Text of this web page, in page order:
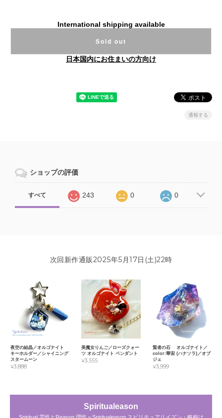
International shipping available
Sold out
日本国内にお住まいの方向け
通報する
ショップの評価
すべて 243 0 0
次回新作通販2025年5月17日(土)22時
夜空の結晶／オルゴナイト
キーホルダー／シャイニング
スタームーン
¥3,888
美魔女りんご／ローズクォー
ツ オルゴナイト ペンダント
¥3,555
賢者の石 オルゴナイト／
color:華宙 (ハナソラ)／オブ
ジェ
¥3,999
Spiritualeason